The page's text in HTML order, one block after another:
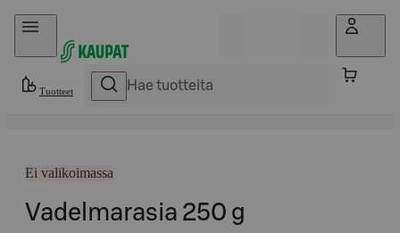
Hyppää sisältöön
Tuotteet
Ei valikoimassa
Vadelmarasia 250 g